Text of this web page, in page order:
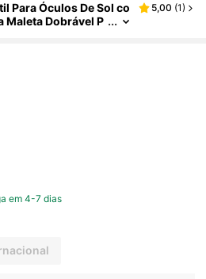
Para Óculos De Sol co
Maleta Dobrável P
5,00 (1)
em 4-7 dias